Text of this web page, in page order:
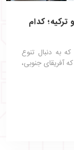
کدام
به دنبال تنوع
جنوبی،